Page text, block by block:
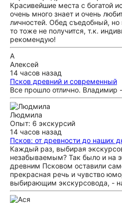
Красивейшие места с богатой
очень много знает и очень
личностей. Обед съедобный, но
то тоже не получится, т.к.
рекомендую!
А
Алексей
14 часов назад
Псков древний и современный
Все прошло отлично. Владимир
Людмила
Опыт: 6 экскурсий
14 часов назад
Псков: от древности до наших
Каждый раз, выбирая
незабываемым? Так было и на
древним Псковом оставили
прекрасная речь и чувство
выбирающим экскурсовода, -